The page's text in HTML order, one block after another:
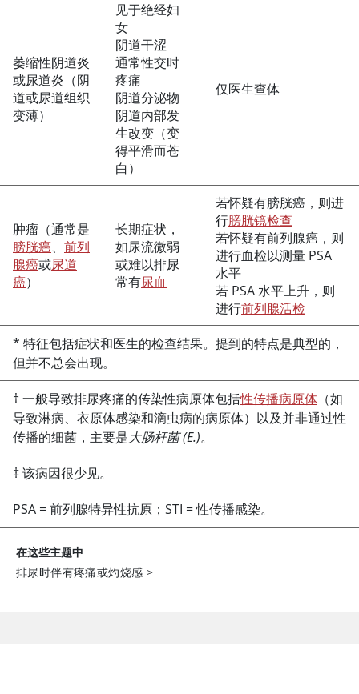
萎缩性阴道炎
或尿道炎（阴
道或尿道组织
变薄）
见于绝经妇
女
阴道干涩
通常性交时
疼痛
阴道分泌物
阴道内部发
生改变（变
得平滑而苍
白）
仅医生查体
肿瘤（通常是
膀胱癌、 前列
腺癌或尿道
癌）
长期症状，
如尿流微弱
或难以排尿
常有尿血
若怀疑有膀胱癌，则进
行膀胱镜检查
若怀疑有前列腺癌，则
进行血检以测量 PSA
水平
若 PSA 水平上升，则
进行前列腺活检
* 特征包括症状和医生的检查结果。提到的特点是典型的，
但并不总会出现。
† 一般导致排尿疼痛的传染性病原体包括性传播病原体 （如
导致淋病、衣原体感染和滴虫病的病原体）以及并非通过性
传播的细菌，主要是大肠杆菌 (E.)。
‡ 该病因很少见。
PSA = 前列腺特异性抗原；STI = 性传播感染。
在这些主题中
排尿时伴有疼痛或灼烧感 >